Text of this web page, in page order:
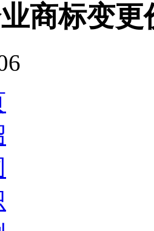
商标变